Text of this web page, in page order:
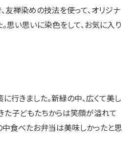
友禅染めの技法を使って、オリジナ
思い思いに染色をして、お気に入り
行きました。新緑の中、広くて美し
た子どもたちからは笑顔が溢れて
中食べたお弁当は美味しかったと思